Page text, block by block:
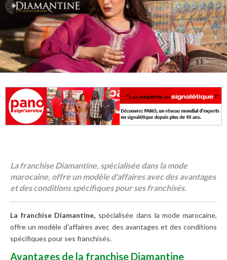
La franchise Diamantine, spécialisée dans la mode
marocaine, offre un modèle d'affaires avec des avantages
et des conditions spécifiques pour ses franchisés.
La franchise Diamantine, spécialisée dans la mode marocaine,
offre un modèle d'affaires avec des avantages et des conditions
spécifiques pour ses franchisés.
Avantages de la franchise Diamantine